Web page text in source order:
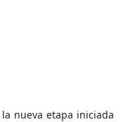
nueva etapa iniciada